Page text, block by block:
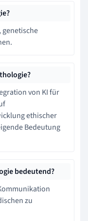
genetische
von KI für
ethischer
Bedeutung
bedeutend?
zu